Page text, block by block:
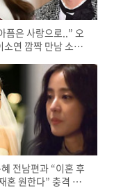
픔은 사랑으로..” 오
연 깜짝 만남 소식
전남편과 “이혼 후
혼 원한다” 충격 발언